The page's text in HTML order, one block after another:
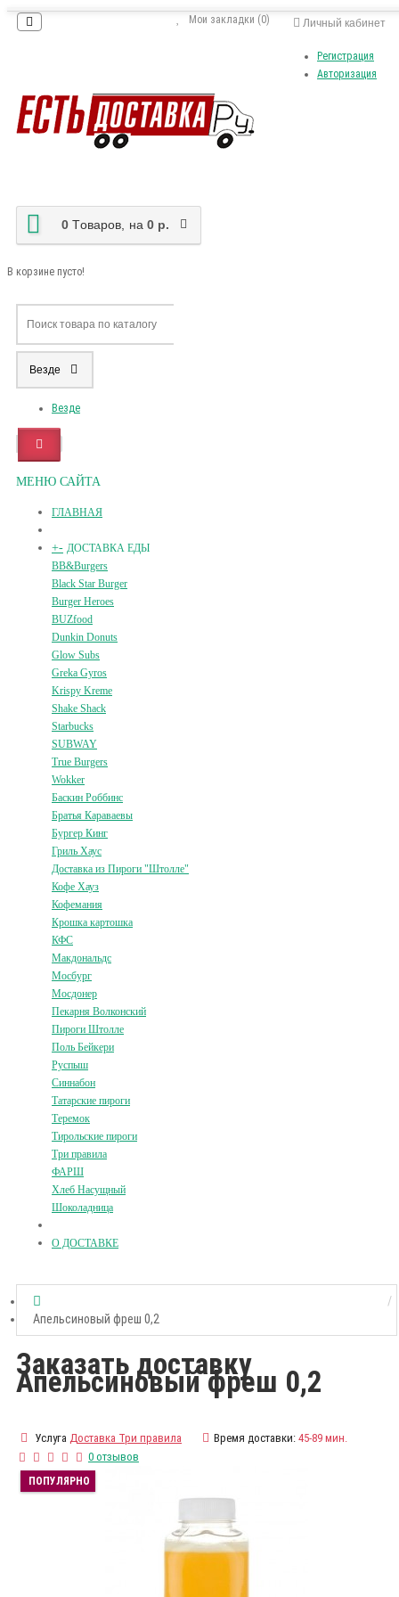
Личный кабинет
Регистрация
Авторизация
Мои закладки (0)
0 Tоваров, на 0 р.
В корзине пусто!
Везде
Везде
МЕНЮ САЙТА
ГЛАВНАЯ
+- ДОСТАВКА ЕДЫ
BB&Burgers
Black Star Burger
Burger Heroes
BUZfood
Dunkin Donuts
Glow Subs
Greka Gyros
Krispy Kreme
Shake Shack
Starbucks
SUBWAY
True Burgers
Wokker
Баскин Роббинс
Братья Караваевы
Бургер Кинг
Гриль Хаус
Доставка из Пироги "Штолле"
Кофе Хауз
Кофемания
Крошка картошка
КФС
Макдональдс
Мосбург
Мосдонер
Пекарня Волконский
Пироги Штолле
Поль Бейкери
Руспыш
Синнабон
Татарские пироги
Теремок
Тирольские пироги
Три правила
ФАРШ
Хлеб Насущный
Шоколадница
О ДОСТАВКЕ
Апельсиновый фреш 0,2
Заказать доставку
Апельсиновый фреш 0,2
Услуга Доставка Три правила Время доставки: 45-89 мин.
0 отзывов
ПОПУЛЯРНО